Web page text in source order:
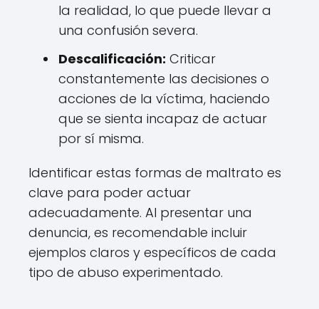
la realidad, lo que puede llevar a
una confusión severa.
Descalificación: Criticar
constantemente las decisiones o
acciones de la víctima, haciendo
que se sienta incapaz de actuar
por sí misma.
Identificar estas formas de maltrato es
clave para poder actuar
adecuadamente. Al presentar una
denuncia, es recomendable incluir
ejemplos claros y específicos de cada
tipo de abuso experimentado.